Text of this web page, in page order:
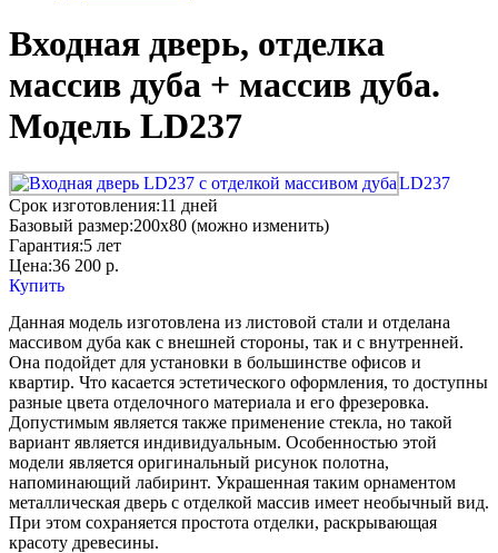
Входная дверь, отделка
массив дуба + массив дуба.
Модель LD237
LD237
Срок изготовления:11 дней
Базовый размер:200x80 (можно изменить)
Гарантия:5 лет
Цена:36 200 р.
Купить
Данная модель изготовлена из листовой стали и отделана
массивом дуба как с внешней стороны, так и с внутренней.
Она подойдет для установки в большинстве офисов и
квартир. Что касается эстетического оформления, то доступны
разные цвета отделочного материала и его фрезеровка.
Допустимым является также применение стекла, но такой
вариант является индивидуальным. Особенностью этой
модели является оригинальный рисунок полотна,
напоминающий лабиринт. Украшенная таким орнаментом
металлическая дверь с отделкой массив имеет необычный вид.
При этом сохраняется простота отделки, раскрывающая
красоту древесины.